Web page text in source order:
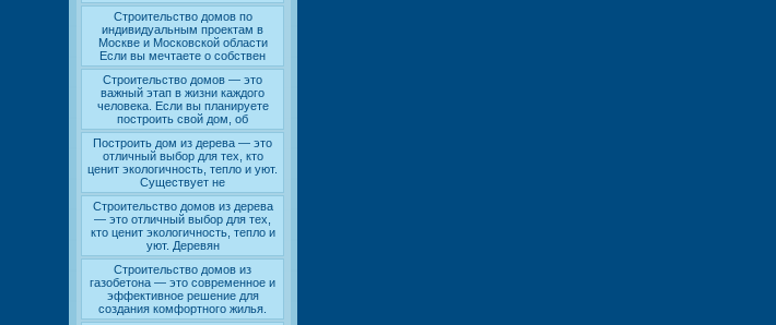
Строительство домов по
индивидуальным проектам в
Москве и Московской области
Если вы мечтаете о собствен
Строительство домов — это
важный этап в жизни каждого
человека. Если вы планируете
построить свой дом, об
Построить дом из дерева — это
отличный выбор для тех, кто
ценит экологичность, тепло и уют.
Существует не
Строительство домов из дерева
— это отличный выбор для тех,
кто ценит экологичность, тепло и
уют. Деревян
Строительство домов из
газобетона — это современное и
эффективное решение для
создания комфортного жилья.